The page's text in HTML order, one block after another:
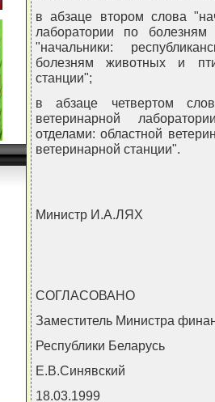
в абзаце втором слова
лаборатории по
"начальники:
болезням животных и
станции";
в абзаце четвертом
ветеринарной
отделами: областной
ветеринарной станции".
Министр И.А.ЛЯХ
СОГЛАСОВАНО
Заместитель Министра
Республики Беларусь
Е.В.Синявский
18.03.1999